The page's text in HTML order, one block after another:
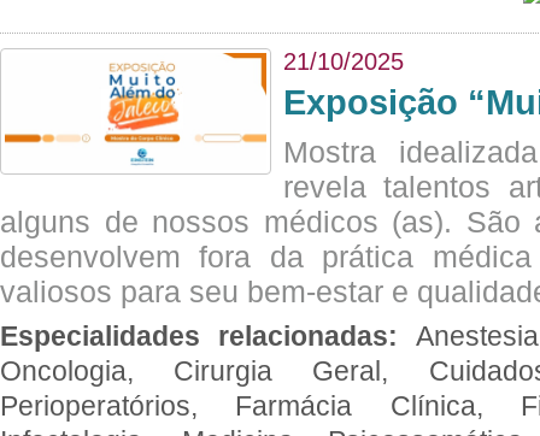
21/10/2025
Exposição
Mostra
revela talentos
alguns de nossos médicos (as). São
desenvolvem fora da prática
valiosos para seu bem-estar e
Especialidades relacionadas:
Oncologia, Cirurgia Geral,
Perioperatórios, Farmácia Clínica,